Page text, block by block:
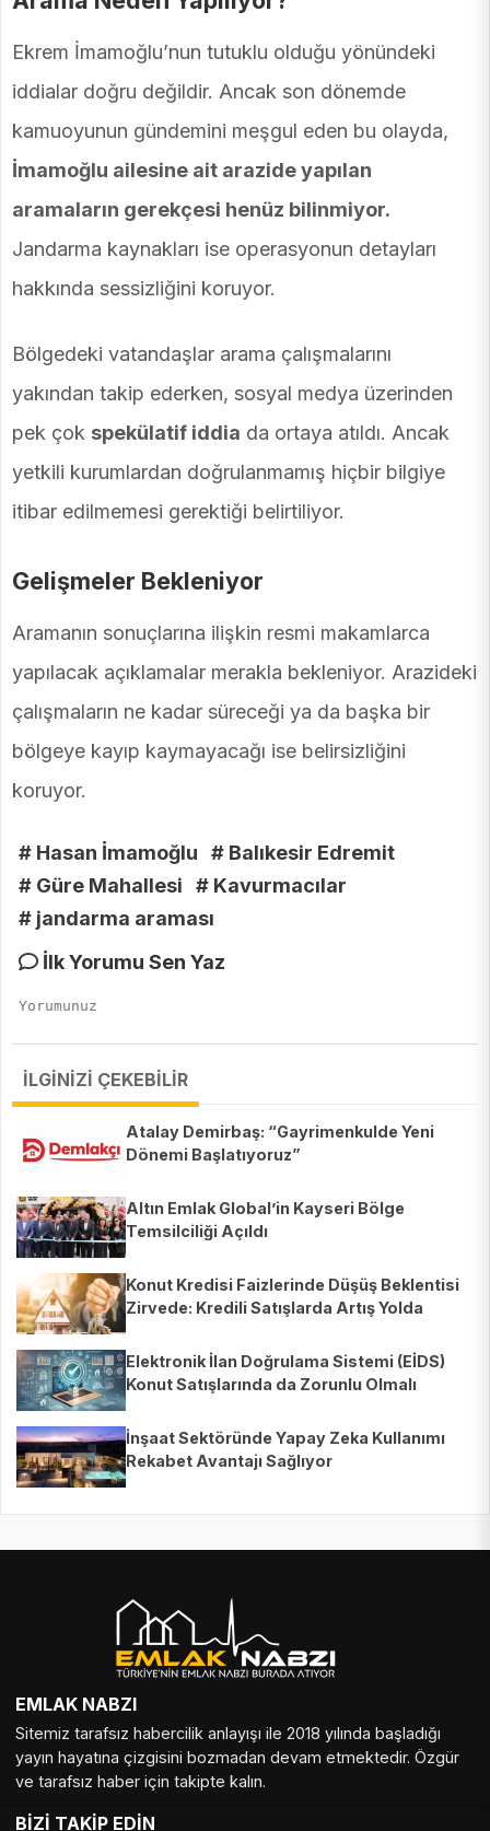
Ekrem İmamoğlu’nun tutuklu olduğu yönündeki
iddialar doğru değildir. Ancak son dönemde
kamuoyunun gündemini meşgul eden bu olayda,
İmamoğlu ailesine ait arazide yapılan
aramaların gerekçesi henüz bilinmiyor.
Jandarma kaynakları ise operasyonun detayları
hakkında sessizliğini koruyor.
Bölgedeki vatandaşlar arama çalışmalarını
yakından takip ederken, sosyal medya üzerinden
pek çok spekülatif iddia da ortaya atıldı. Ancak
yetkili kurumlardan doğrulanmamış hiçbir bilgiye
itibar edilmemesi gerektiği belirtiliyor.
Gelişmeler Bekleniyor
Aramanın sonuçlarına ilişkin resmi makamlarca
yapılacak açıklamalar merakla bekleniyor. Arazideki
çalışmaların ne kadar süreceği ya da başka bir
bölgeye kayıp kaymayacağı ise belirsizliğini
koruyor.
# Hasan İmamoğlu
# Balıkesir Edremit
# Güre Mahallesi
# Kavurmacılar
# jandarma araması
İlk Yorumu Sen Yaz
İLGİNİZİ ÇEKEBİLİR
Atalay Demirbaş: “Gayrimenkulde Yeni
Dönemi Başlatıyoruz”
Altın Emlak Global’in Kayseri Bölge
Temsilciliği Açıldı
Konut Kredisi Faizlerinde Düşüş Beklentisi
Zirvede: Kredili Satışlarda Artış Yolda
Elektronik İlan Doğrulama Sistemi (EİDS)
Konut Satışlarında da Zorunlu Olmalı
İnşaat Sektöründe Yapay Zeka Kullanımı
Rekabet Avantajı Sağlıyor
EMLAK NABZI
Sitemiz tarafsız habercilik anlayışı ile 2018 yılında başladığı
yayın hayatına çizgisini bozmadan devam etmektedir. Özgür
ve tarafsız haber için takipte kalın.
BİZİ TAKİP EDİN